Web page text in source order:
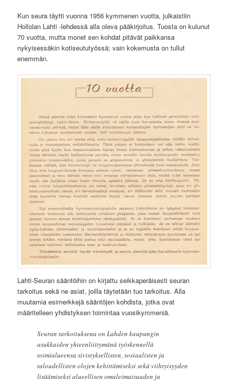
Kun seura täytti vuonna 1956 kymmenen vuotta, julkaistiin
Hollolan Lahti -lehdessä alla oleva pääkirjoitus. Tuosta on kulunut
70 vuotta, mutta monet sen kohdat pitävät paikkansa
nykyisessäkin kotiseututyössä; vain kokemusta on tullut
enemmän.
Lahti-Seuran sääntöihin on kirjattu seikkaperäisesti seuran
tarkoitus sekä ne asiat, joilla täytetään tuo tarkoitus. Alla
muutamia esimerkkejä sääntöjen kohdista, jotka ovat
määritelleen yhdistyksen toimintaa vuosikymmeniä.
Seuran tarkoituksena on Lahden kaupungin
asukkaiden yhteenliittymänä työskennellä
toimialueensa sivistyksellisten, sosiaalisten ja
taloudellisten olojen kehittämiseksi sekä viihtyisyyden
lisäämiseksi alueellisen omaleimaisuuden ja